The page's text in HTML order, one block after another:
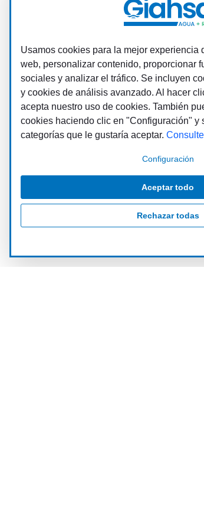
Usamos cookies para la mejor experiencia
web, personalizar contenido, proporcionar
sociales y analizar el tráfico. Se incluyen
y cookies de análisis avanzado. Al hacer
acepta nuestro uso de cookies. También
cookies haciendo clic en "Configuración" y
categorías que le gustaría aceptar.
Configuración
Aceptar todo
Rechazar todas